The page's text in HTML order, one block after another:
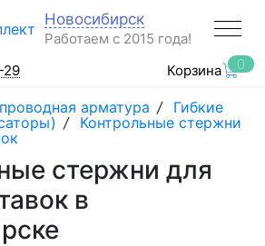
Новосибирск
Работаем с 2015 года!
29
Корзина 0
арматура / Гибкие
/ Контрольные стержни
стержни для
в